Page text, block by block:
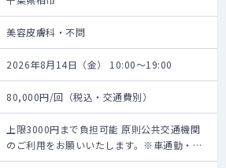
美容皮膚科・不問
2026年8月14日（金） 10:00～19:00
80,000円/回（税込・交通費別）
上限3000円まで負担可能 原則公共交通機関
のご利用をお願いいたします。※車通勤・タ
クシー利用要相談